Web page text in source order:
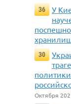
36
У
30
Октября